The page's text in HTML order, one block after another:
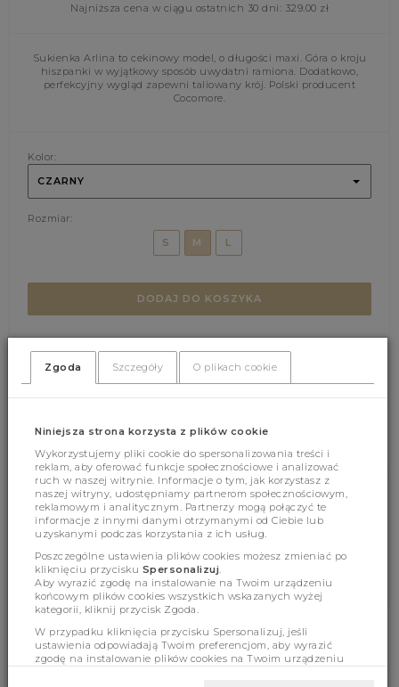
Najniższa cena w ciągu ostatnich 30 dni: 329.00 zł
Sukienka Arlina to cekinowy model, o długości maxi. Góra o kroju
hiszpanki w wyjątkowy sposób uwydatni ramiona. Dodatkowo,
perfekcyjny wygląd zapewni taliowany krój. Polski producent
Cocomore.
Kolor:
CZARNY
Rozmiar:
S
M L
DODAJ DO KOSZYKA
Cechy produktu
Wymiary
BESTSELLERY
Zgoda Szczegóły O plikach cookie
Niniejsza strona korzysta z plików cookie
Wykorzystujemy pliki cookie do spersonalizowania treści i
reklam, aby oferować funkcje społecznościowe i analizować
ruch w naszej witrynie. Informacje o tym, jak korzystasz z
naszej witryny, udostępniamy partnerom społecznościowym,
reklamowym i analitycznym. Partnerzy mogą połączyć te
informacje z innymi danymi otrzymanymi od Ciebie lub
uzyskanymi podczas korzystania z ich usług.
Poszczególne ustawienia plików cookies możesz zmieniać po
kliknięciu przycisku Spersonalizuj
Aby wyrazić zgodę na instalowanie na Twoim urządzeniu
końcowym plików cookies wszystkich wskazanych wyżej
kategorii, kliknij przycisk Zgoda.
W przypadku kliknięcia przycisku Spersonalizuj, jeśli
ustawienia odpowiadają Twoim preferencjom, aby wyrazić
zgodę na instalowanie plików cookies na Twoim urządzeniu